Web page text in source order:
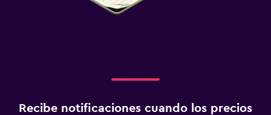
Recibe notificaciones cuando los precios